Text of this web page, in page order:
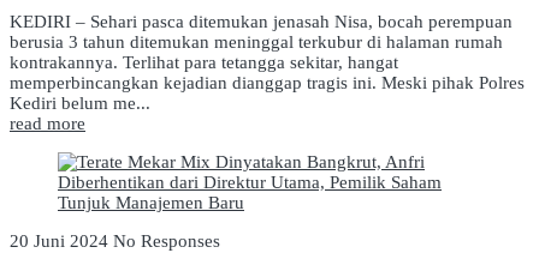
KEDIRI – Sehari pasca ditemukan jenasah Nisa, bocah perempuan
berusia 3 tahun ditemukan meninggal terkubur di halaman rumah
kontrakannya. Terlihat para tetangga sekitar, hangat
memperbincangkan kejadian dianggap tragis ini. Meski pihak Polres
Kediri belum me...
read more
20 Juni 2024 No Responses